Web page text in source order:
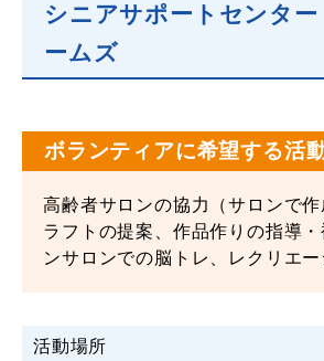
シニアサポートセンタ
ームズ
ボランティアに希望する活
高齢者サロンの協力（サロンで
ラフトの提案、作品作りの指導
ンサロンでの脳トレ、レクリエー
活動場所